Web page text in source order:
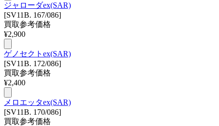
ジャローダex(SAR)
[SV11B. 167/086]
買取参考価格
¥2,900
ゲノセクトex(SAR)
[SV11B. 172/086]
買取参考価格
¥2,400
メロエッタex(SAR)
[SV11B. 170/086]
買取参考価格